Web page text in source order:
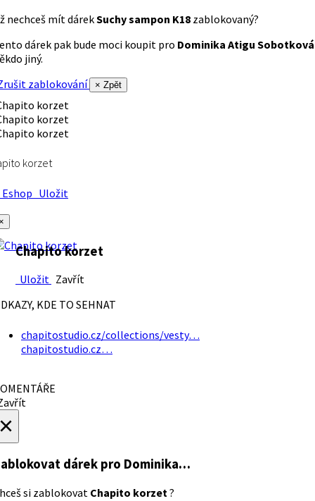
nechceš mít dárekSuchy sampon K18 zablokovaný?
dárek pak bude moci koupit pro Dominika Atigu Sobotková
jiný.
zablokování
× Zpět
korzet
Uložit
Chapito korzet
Uložit Zavřít
KDE TO SEHNAT
chapitostudio.cz/collections/vesty…
chapitostudio.cz…
dárek pro Dominika…
si zablokovat Chapito korzet?